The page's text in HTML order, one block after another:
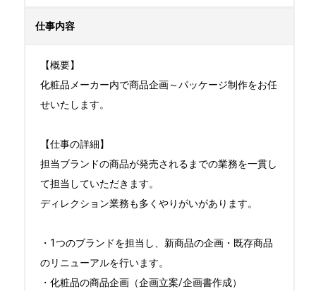
仕事内容
【概要】
化粧品メーカー内で商品企画～パッケージ制作をお任
せいたします。
【仕事の詳細】
担当ブランドの商品が発売されるまでの業務を一貫し
て担当していただきます。
ディレクション業務も多くやりがいがあります。
・1つのブランドを担当し、新商品の企画・既存商品
のリニューアルを行います。
・化粧品の商品企画（企画立案/企画書作成）